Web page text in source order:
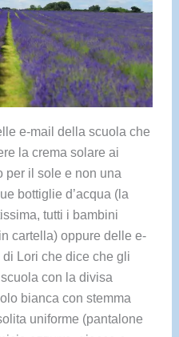
e-mail della scuola che
la crema solare ai
per il sole e non una
bottiglie d’acqua (la
tutti i bambini
cartella) oppure delle e-
Lori che dice che gli
con la divisa
bianca con stemma
uniforme (pantalone